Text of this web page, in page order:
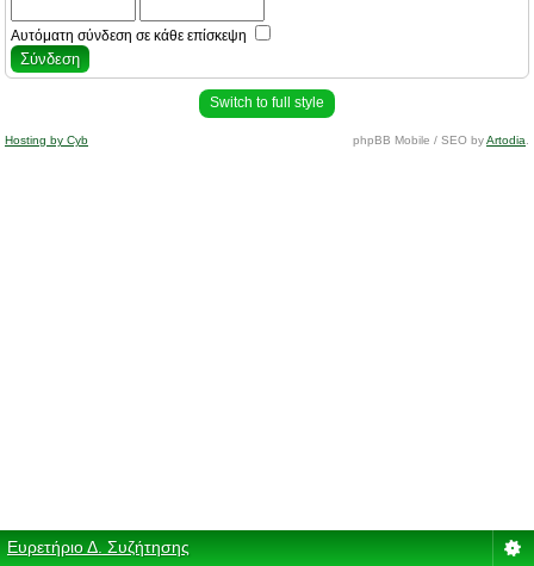
Αυτόματη σύνδεση σε κάθε επίσκεψη
Switch to full style
Hosting by Cyb phpBB Mobile / SEO byArtodia
Ευρετήριο Δ. Συζήτησης